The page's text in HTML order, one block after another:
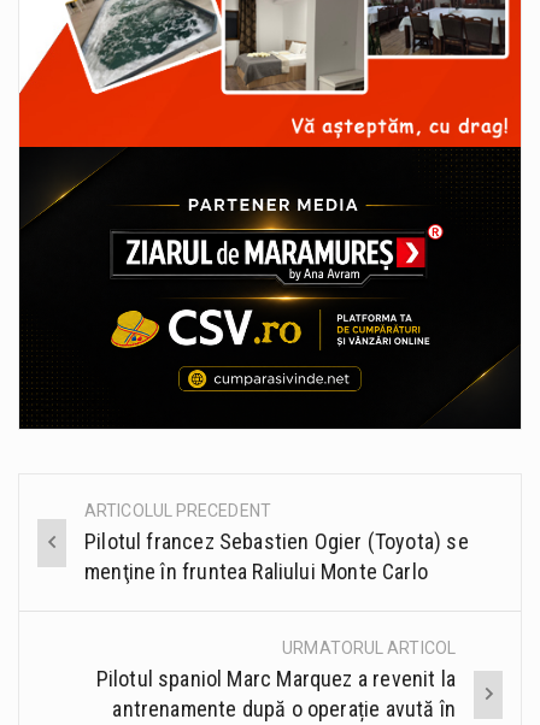
Post
navigation
ARTICOLUL PRECEDENT
Pilotul francez Sebastien Ogier (Toyota) se
menţine în fruntea Raliului Monte Carlo
URMATORUL ARTICOL
Pilotul spaniol Marc Marquez a revenit la
antrenamente după o operație avută în